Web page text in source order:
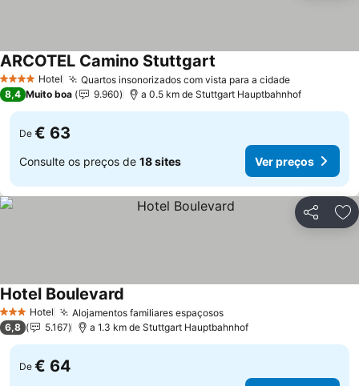
4 EstrelasHotel Quartos insonorizados com vista para a cidade
ARCOTEL Camino Stuttgart
8,4 Muito boa 9.960 a 0.5 km de Stuttgart Hauptbahnhof
De € 63
Consulte os preços de 18 sites Ver preços
Partilhar
3 EstrelasHotel Alojamentos familiares espaçosos
Hotel Boulevard
6,8 5.167 a 1.3 km de Stuttgart Hauptbahnhof
De € 64